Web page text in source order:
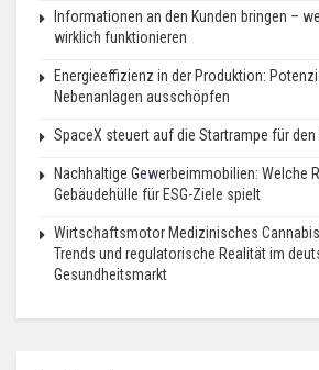
Informationen an den Kunden bringen –
wirklich funktionieren
Energieeffizienz in der Produktion:
Nebenanlagen ausschöpfen
SpaceX steuert auf die Startrampe für den
Nachhaltige Gewerbeimmobilien: Welche
Gebäudehülle für ESG-Ziele spielt
Wirtschaftsmotor Medizinisches
Trends und regulatorische Realität im
Gesundheitsmarkt